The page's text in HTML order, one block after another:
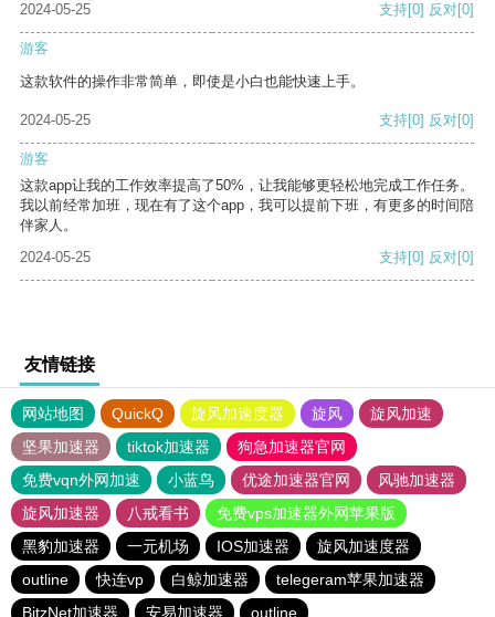
2024-05-25
支持[0] 反对[0]
游客
这款软件的操作非常简单，即使是小白也能快速上手。
2024-05-25 支持[0] 反对[0]
游客
这款app让我的工作效率提高了50%，让我能够更轻松地完成工作任务。
我以前经常加班，现在有了这个app，我可以提前下班，有更多的时间陪
伴家人。
2024-05-25
支持[0] 反对[0]
友情链接
网站地图 QuickQ 旋风加速度器 旋风
旋风加速
坚果加速器
tiktok加速器
狗急加速器官网
免费vqn外网加速
小蓝鸟 优途加速器官网
风驰加速器
旋风加速器
八戒看书
免费vps加速器外网苹果版
黑豹加速器
一元机场 IOS加速器
旋风加速度器
outline
快连vp 白鲸加速器
telegeram苹果加速器
BitzNet加速器
安易加速器 outline